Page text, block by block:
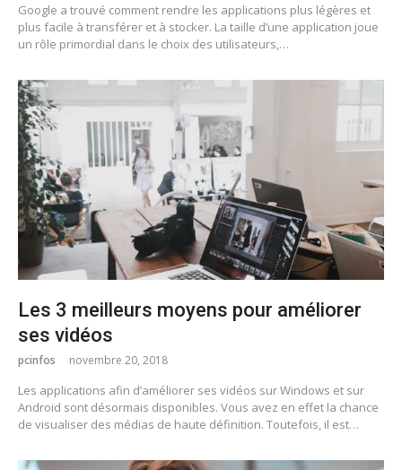
Google a trouvé comment rendre les applications plus légères et
plus facile à transférer et à stocker. La taille d’une application joue
un rôle primordial dans le choix des utilisateurs,…
Les 3 meilleurs moyens pour améliorer
ses vidéos
pcinfos novembre 20, 2018
Les applications afin d’améliorer ses vidéos sur Windows et sur
Android sont désormais disponibles. Vous avez en effet la chance
de visualiser des médias de haute définition. Toutefois, il est…